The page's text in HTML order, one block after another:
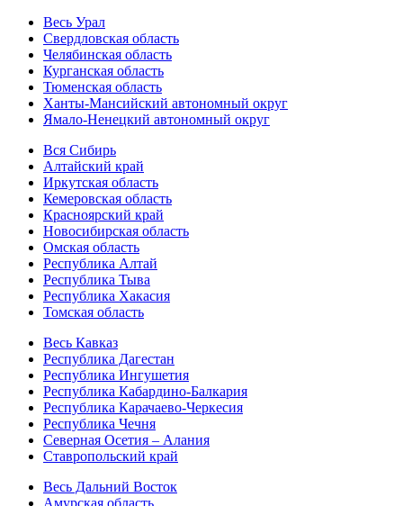
Весь Урал
Свердловская область
Челябинская область
Курганская область
Тюменская область
Ханты-Мансийский автономный округ
Ямало-Ненецкий автономный округ
Вся Сибирь
Алтайский край
Иркутская область
Кемеровская область
Красноярский край
Новосибирская область
Омская область
Республика Алтай
Республика Тыва
Республика Хакасия
Томская область
Весь Кавказ
Республика Дагестан
Республика Ингушетия
Республика Кабардино-Балкария
Республика Карачаево-Черкесия
Республика Чечня
Северная Осетия – Алания
Ставропольский край
Весь Дальний Восток
Амурская область